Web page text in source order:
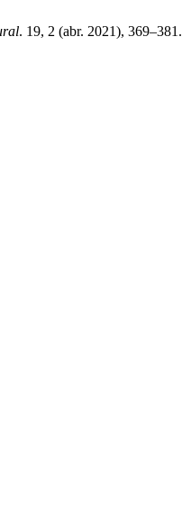
. 19, 2 (abr. 2021), 369–381.